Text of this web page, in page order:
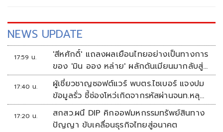
NEWS UPDATE
17:59 น.
'สีหศักดิ์' แถลงผลเยือนไทยอย่างเป็นทางการ
ของ 'มิน ออง หล่าย' ผลักดันเมียนมากลับสู่
อาเซียน
17:40 น.
ผู้เชี่ยวชาญซอฟต์แวร์ พบตร.ไซเบอร์ แจงปม
ข้อมูลรั่ว ชี้ช่องโหว่เกิดจากรหัสผ่านจนท.หลุด
ไม่ใช่ถูกแฮกระบบ
17:20 น.
สกสว.ผนึ DIP คิกออฟมหกรรมทรัพย์สินทาง
ปัญญา ขับเคลื่อนธุรกิจไทยสู่อนาคต